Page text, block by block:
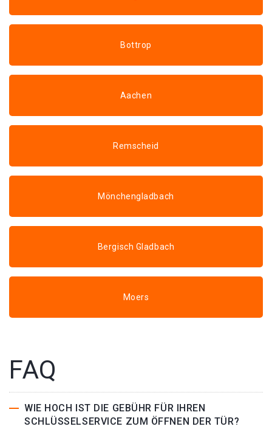
Bottrop
Aachen
Remscheid
Mönchengladbach
Bergisch Gladbach
Moers
FAQ
WIE HOCH IST DIE GEBÜHR FÜR IHREN
SCHLÜSSELSERVICE ZUM ÖFFNEN DER TÜR?